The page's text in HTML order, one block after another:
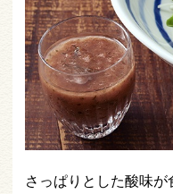
さっぱりとした酸味